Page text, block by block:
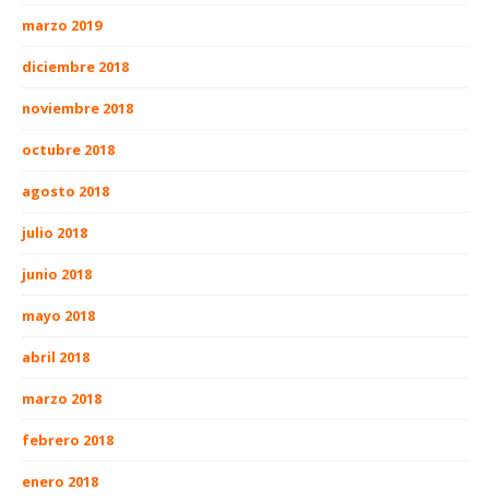
marzo 2019
diciembre 2018
noviembre 2018
octubre 2018
agosto 2018
julio 2018
junio 2018
mayo 2018
abril 2018
marzo 2018
febrero 2018
enero 2018